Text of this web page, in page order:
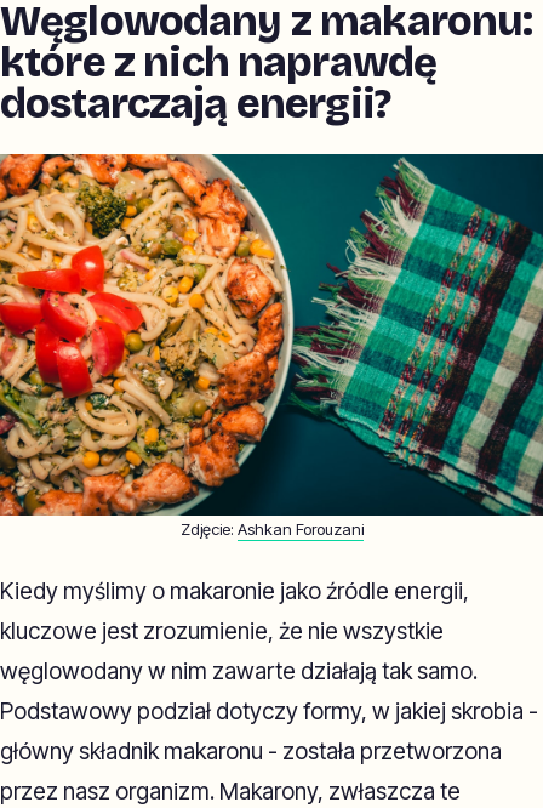
Węglowodany z makaronu:
które z nich naprawdę
dostarczają energii?
Zdjęcie: Ashkan Forouzani
Kiedy myślimy o makaronie jako źródle energii,
kluczowe jest zrozumienie, że nie wszystkie
węglowodany w nim zawarte działają tak samo.
Podstawowy podział dotyczy formy, w jakiej skrobia -
główny składnik makaronu - została przetworzona
przez nasz organizm. Makarony, zwłaszcza te